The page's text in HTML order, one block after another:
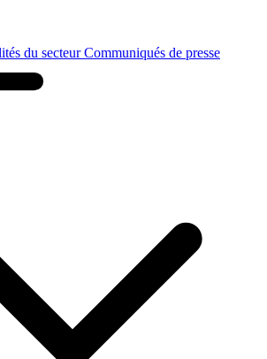
du secteurCommuniqués de presse